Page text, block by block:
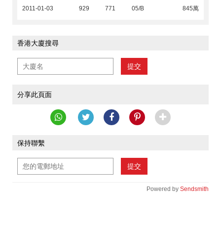
2011-01-03
929 771 05/B 845萬
香港大廈搜尋
提交
分享此頁面
保持聯繫
提交
Powered by Sendsmith